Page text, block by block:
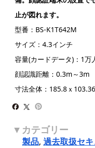
止が図れます。
型番：BS-K1T642M
サイズ：4.3インチ
容量(カードデータ)：1万
顔認識距離：0.3m～3m
寸法全体：185.8ｘ
製品, 過去取扱セ